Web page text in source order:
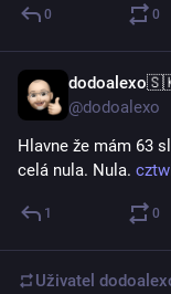
0 0
@dodoalexo
Hlavne že mám 63
celá nula. Nula.
1 0
Uživatel